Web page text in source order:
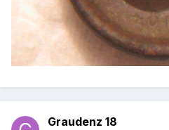
Graudenz 18